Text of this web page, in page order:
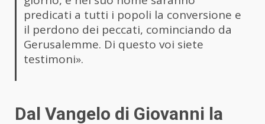
predicati a tutti i popoli la conversione e
il perdono dei peccati, cominciando da
Gerusalemme. Di questo voi siete
testimoni».
Dal Vangelo di Giovanni la